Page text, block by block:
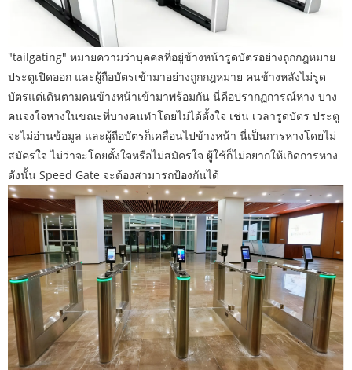
"tailgating" หมายความว่าบุคคลที่อยู่ข้างหน้ารูดบัตรอย่างถูกกฎหมาย
ประตูเปิดออก และผู้ถือบัตรเข้ามาอย่างถูกกฎหมาย คนข้างหลังไม่รูด
บัตรแต่เดินตามคนข้างหน้าเข้ามาพร้อมกัน นี่คือปรากฏการณ์หาง บาง
คนจงใจหางในขณะที่บางคนทำโดยไม่ได้ตั้งใจ เช่น เวลารูดบัตร ประตู
จะไม่อ่านข้อมูล และผู้ถือบัตรก็เคลื่อนไปข้างหน้า นี่เป็นการหางโดยไม่
สมัครใจ ไม่ว่าจะโดยตั้งใจหรือไม่สมัครใจ ผู้ใช้ก็ไม่อยากให้เกิดการหาง
ดังนั้น Speed ​​Gate จะต้องสามารถป้องกันได้